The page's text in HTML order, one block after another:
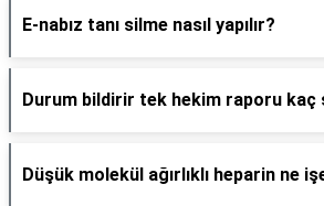
E-nabız tanı silme nasıl yapılır?
Durum bildirir tek hekim raporu kaç
Düşük molekül ağırlıklı heparin ne